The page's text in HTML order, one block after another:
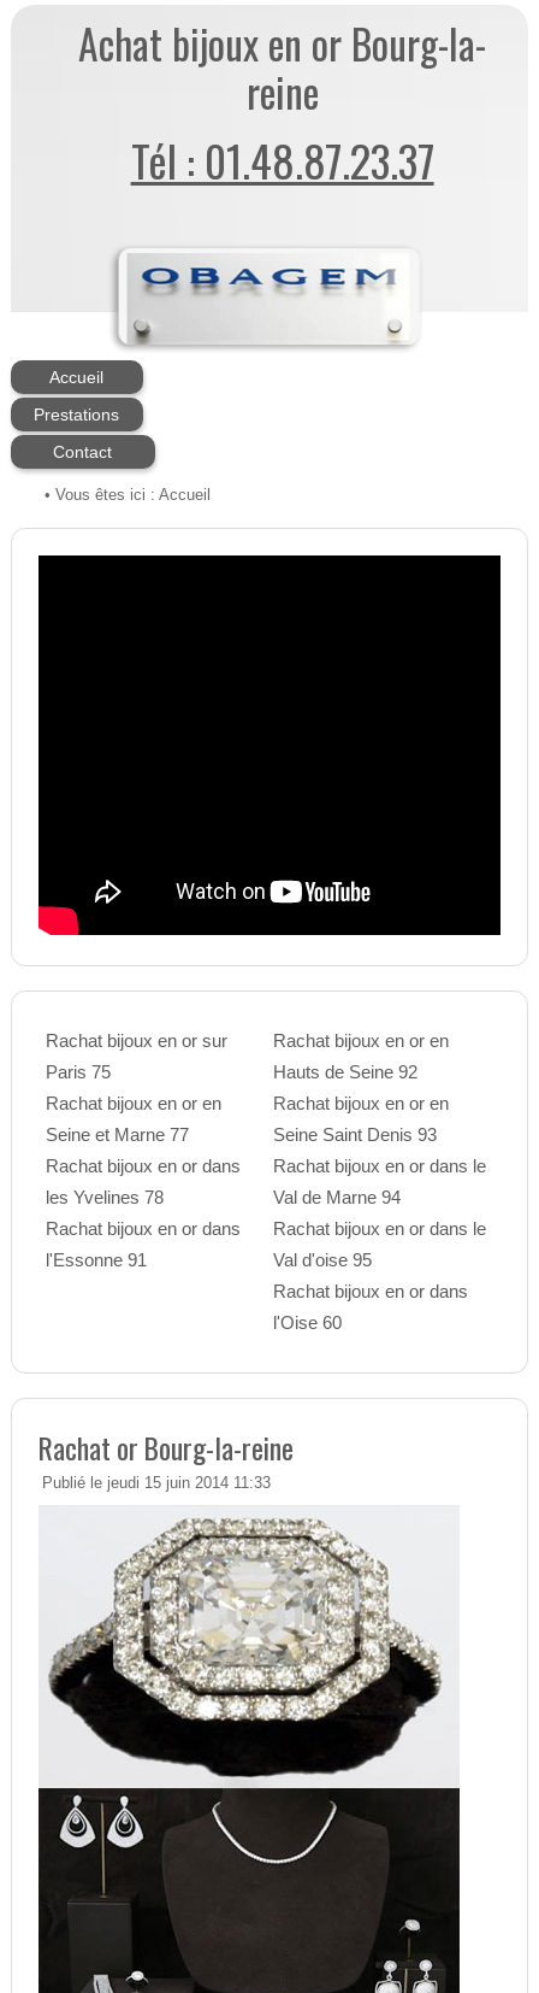
Achat bijoux en or Bourg-la-
reine
Tél : 01.48.87.23.37
Accueil
Prestations
Contact
• Vous êtes ici : Accueil
Rachat bijoux en or sur
Paris 75
Rachat bijoux en or en
Seine et Marne 77
Rachat bijoux en or dans
les Yvelines 78
Rachat bijoux en or dans
l'Essonne 91
Rachat bijoux en or en
Hauts de Seine 92
Rachat bijoux en or en
Seine Saint Denis 93
Rachat bijoux en or dans le
Val de Marne 94
Rachat bijoux en or dans le
Val d'oise 95
Rachat bijoux en or dans
l'Oise 60
Rachat or Bourg-la-reine
Publié le jeudi 15 juin 2014 11:33